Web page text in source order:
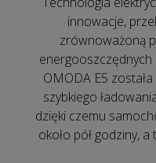
innowacje,
zrównoważoną
OMODA E5
szybkiego
dzięki czemu
około pół godziny,